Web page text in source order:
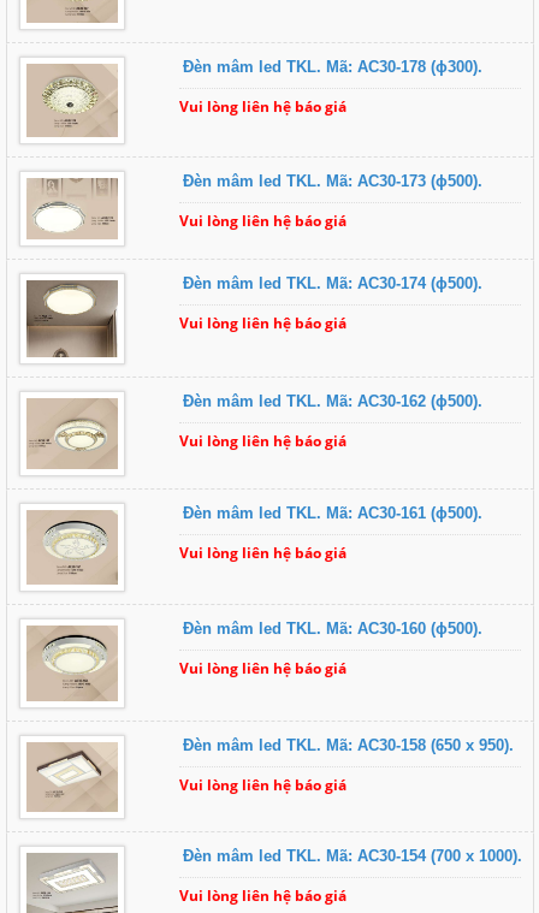
Đèn mâm led TKL. Mã: AC30-178 (ɸ300).
Vui lòng liên hệ báo giá
Đèn mâm led TKL. Mã: AC30-173 (ɸ500).
Vui lòng liên hệ báo giá
Đèn mâm led TKL. Mã: AC30-174 (ɸ500).
Vui lòng liên hệ báo giá
Đèn mâm led TKL. Mã: AC30-162 (ɸ500).
Vui lòng liên hệ báo giá
Đèn mâm led TKL. Mã: AC30-161 (ɸ500).
Vui lòng liên hệ báo giá
Đèn mâm led TKL. Mã: AC30-160 (ɸ500).
Vui lòng liên hệ báo giá
Đèn mâm led TKL. Mã: AC30-158 (650 x 950).
Vui lòng liên hệ báo giá
Đèn mâm led TKL. Mã: AC30-154 (700 x 1000).
Vui lòng liên hệ báo giá